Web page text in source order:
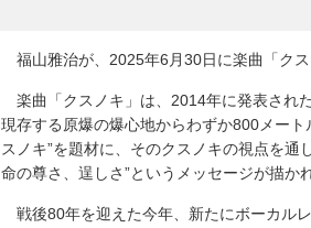
福山雅治が、2025年6月30日に楽曲「ク
楽曲「クスノキ」は、2014年に発表され
現存する原爆の爆心地からわずか800メー
スノキ”を題材に、そのクスノキの視点を通
命の尊さ、逞しさ”というメッセージが描か
戦後80年を迎えた今年、新たにボーカル